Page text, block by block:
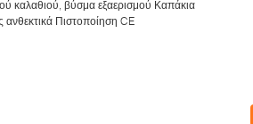
καλαθιού, βύσμα εξαερισμού Καπάκια
Πιστοποίηση CE